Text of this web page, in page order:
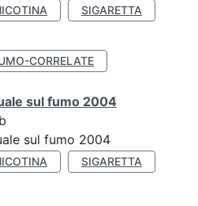
SIGARETTA
CORRELATE
sul fumo 2004
sul fumo 2004
SIGARETTA